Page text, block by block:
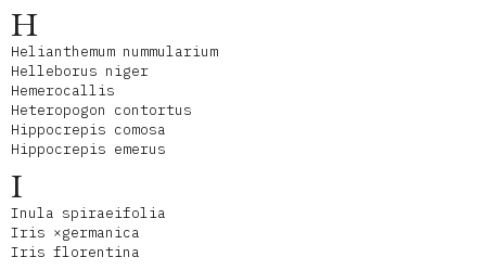
H
Helianthemum nummularium
Helleborus niger
Hemerocallis
Heteropogon contortus
Hippocrepis comosa
Hippocrepis emerus
I
Inula spiraeifolia
Iris ×germanica
Iris florentina